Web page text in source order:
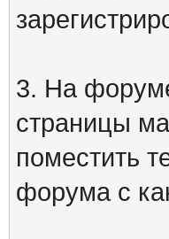
3. На
страницы
поместить
форума с